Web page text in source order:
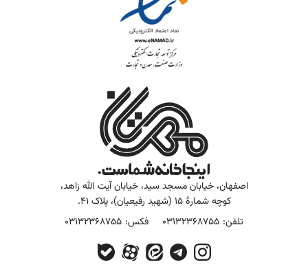
اصفهان، خیابان مسجد سید، خیابان آیت الله زاهد،
کوچه شمارۀ 15 (شهید رفیعیان)، پلاک 41.
تلفن: 03132368755 فکس: 03132368755